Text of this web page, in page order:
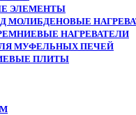
ЭЛЕМЕНТЫ
МОЛИБДЕНОВЫЕ
НАГРЕВАТЕЛИ
МУФЕЛЬНЫХ ПЕЧЕЙ
ПЛИТЫ